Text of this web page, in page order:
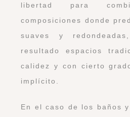
libertad para
composiciones donde
suaves y
resultado espacios
calidez y con cierto
implícito.
En el caso de los baños